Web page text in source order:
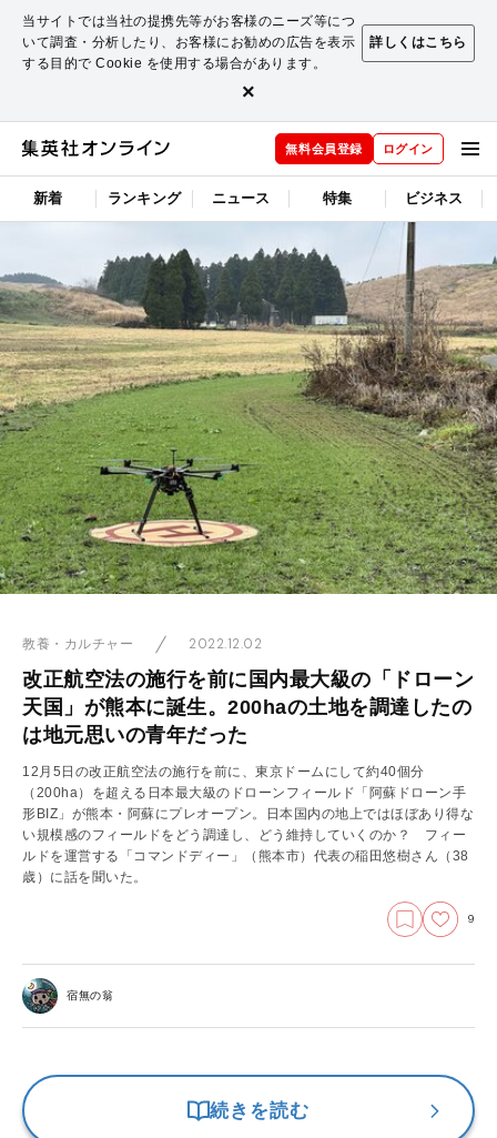
当サイトでは当社の提携先等がお客様のニーズ等につ
いて調査・分析したり、お客様にお勧めの広告を表示
する目的で Cookie を使用する場合があります。
詳しくはこちら
×
無料会員登録 ログイン
新着 ランキング ニュース 特集 ビジネス
教養・カルチャー 2022.12.02
改正航空法の施行を前に国内最大級の「ドローン
天国」が熊本に誕生。200haの土地を調達したの
は地元思いの青年だった
12月5日の改正航空法の施行を前に、東京ドームにして約40個分
（200ha）を超える日本最大級のドローンフィールド「阿蘇ドローン手
形BIZ」が熊本・阿蘇にプレオープン。日本国内の地上ではほぼあり得な
い規模感のフィールドをどう調達し、どう維持していくのか？ フィー
ルドを運営する「コマンドディー」（熊本市）代表の稲田悠樹さん（38
歳）に話を聞いた。
9
宿無の翁
続きを読む